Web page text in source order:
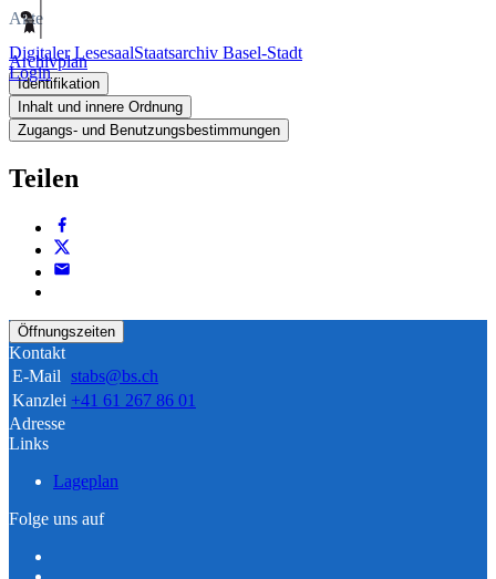
Digitaler LesesaalStaatsarchiv Basel-Stadt
Login
Akte
Archivplan
Identifikation
Inhalt und innere Ordnung
Zugangs- und Benutzungsbestimmungen
Teilen
Öffnungszeiten
Kontakt
E-Mail stabs@bs.ch
Kanzlei +41 61 267 86 01
Adresse
Links
Lageplan
Folge uns auf